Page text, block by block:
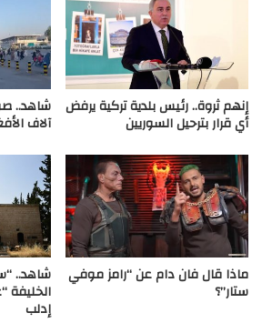
إنهم ثروة.. رئيس بلدية تركية يرفض
أي قرار بترحيل السوريين
شاهد..
آلاف
ماذا قال فان دام عن “رامز موفي
ستار”؟
شاهد..
الخليفة
إدلب